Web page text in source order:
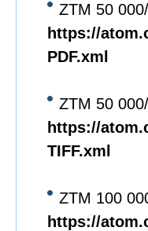
ZTM 50
https://
PDF.xml
ZTM 50
https://
TIFF.xml
ZTM 100
https://